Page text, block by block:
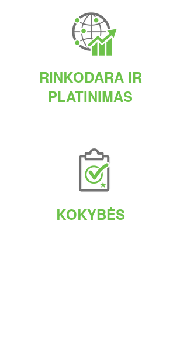
RINKODARA IR
PLATINIMAS
KOKYBĖS